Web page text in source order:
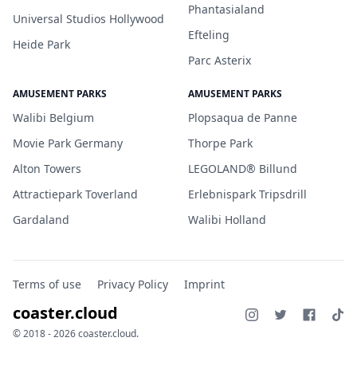
Universal Studios Hollywood
Heide Park
Phantasialand
Efteling
Parc Asterix
AMUSEMENT PARKS
Walibi Belgium
Movie Park Germany
Alton Towers
Attractiepark Toverland
Gardaland
AMUSEMENT PARKS
Plopsaqua de Panne
Thorpe Park
LEGOLAND® Billund
Erlebnispark Tripsdrill
Walibi Holland
Terms of use Privacy Policy Imprint
coaster.cloud
© 2018 - 2026 coaster.cloud.